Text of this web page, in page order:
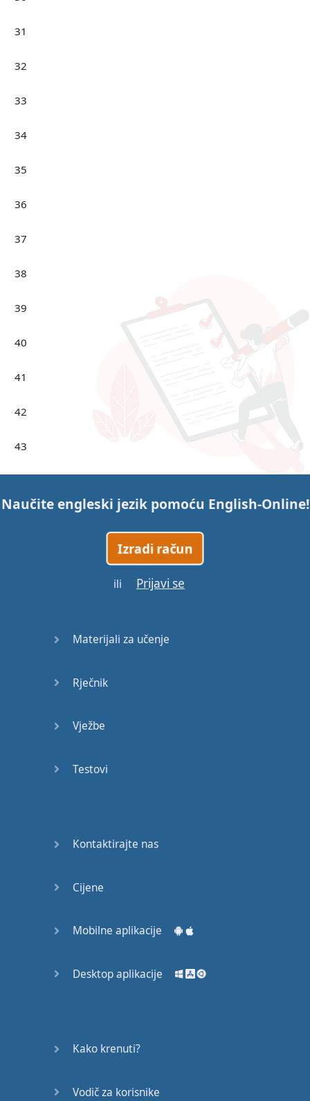
31
32
33
34
35
36
37
38
39
40
41
42
43
Naučite engleski jezik pomoću English-Online!
Izradi račun
ili Prijavi se
Materijali za učenje
Rječnik
Vježbe
Testovi
Kontaktirajte nas
Cijene
Mobilne aplikacije
Desktop aplikacije
Kako krenuti?
Vodič za korisnike